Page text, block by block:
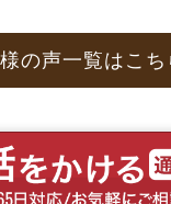
の声一覧はこち